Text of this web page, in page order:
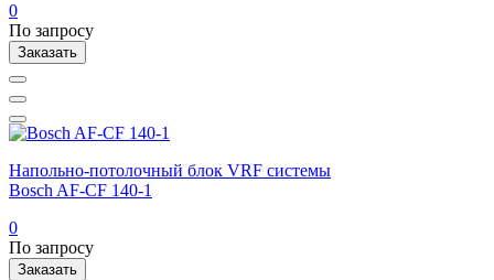
0
По запросу
Заказать
Напольно-потолочный блок VRF системы
Bosch AF-CF 140-1
0
По запросу
Заказать